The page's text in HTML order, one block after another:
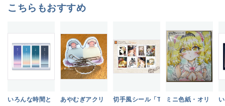
こちらもおすすめ
いろんな時間と あやむぎアクリ 切手風シール「T ミニ色紙・オリ